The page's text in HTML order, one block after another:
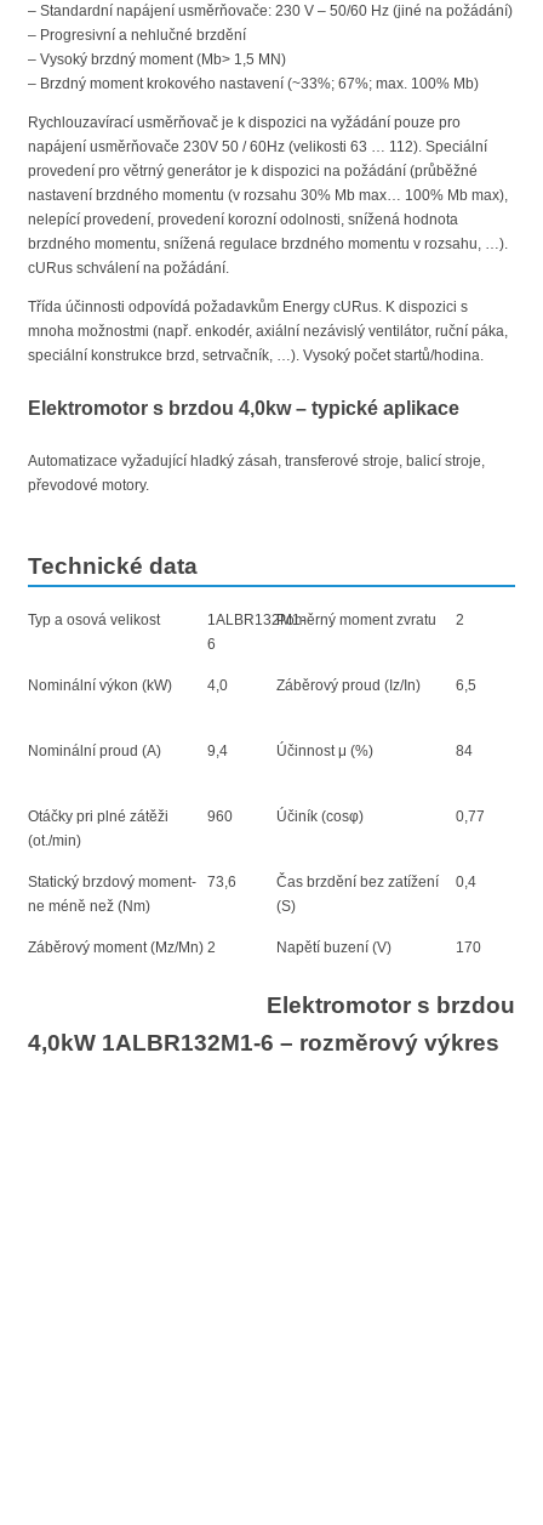
– Standardní napájení usměrňovače: 230 V – 50/60 Hz (jiné na požádání)
– Progresivní a nehlučné brzdění
– Vysoký brzdný moment (Mb> 1,5 MN)
– Brzdný moment krokového nastavení (~33%; 67%; max. 100% Mb)
Rychlouzavírací usměrňovač je k dispozici na vyžádání pouze pro
napájení usměrňovače 230V 50 / 60Hz (velikosti 63 … 112). Speciální
provedení pro větrný generátor je k dispozici na požádání (průběžné
nastavení brzdného momentu (v rozsahu 30% Mb max… 100% Mb max),
nelepící provedení, provedení korozní odolnosti, snížená hodnota
brzdného momentu, snížená regulace brzdného momentu v rozsahu, …).
cURus schválení na požádání.
Třída účinnosti odpovídá požadavkům Energy cURus. K dispozici s
mnoha možnostmi (např. enkodér, axiální nezávislý ventilátor, ruční páka,
speciální konstrukce brzd, setrvačník, …). Vysoký počet startů/hodina.
Elektromotor s brzdou 4,0kw – typické aplikace
Automatizace vyžadující hladký zásah, transferové stroje, balicí stroje,
převodové motory.
Technické data
Typ a osová velikost
1ALBR132M1-
6
Nominální výkon (kW) 4,0
Nominální proud (A) 9,4
Otáčky pri plné zátěži
(ot./min)
960
Statický brzdový moment-
ne méně než (Nm)
73,6
Záběrový moment (Mz/Mn) 2
Poměrný moment zvratu 2
Záběrový proud (Iz/In) 6,5
Účinnost μ (%) 84
Účiník (cosφ) 0,77
Čas brzdění bez zatížení
(S)
0,4
Napětí buzení (V) 170
Elektromotor s brzdou
4,0kW 1ALBR132M1-6 – rozměrový výkres